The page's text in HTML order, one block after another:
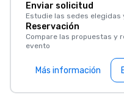
Enviar solicitud
Estudie las sedes elegidas
Reservación
Compare las propuestas y
evento
Más información